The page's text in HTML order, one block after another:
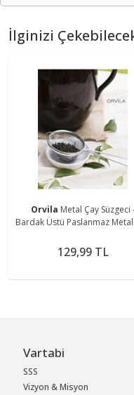
İlginizi
Orvila Metal Çay Süzgeci
Bardak Üstü Paslanmaz Metal
129,99 TL
Vartabi
SSS
Vizyon & Misyon